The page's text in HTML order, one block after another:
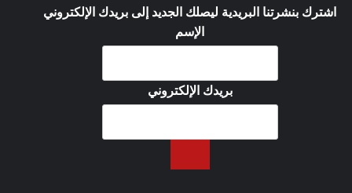
اشترك بنشرتنا البريدية ليصلك الجديد إلى بريدك الإلكتروني
الإسم
بريدك الإلكتروني